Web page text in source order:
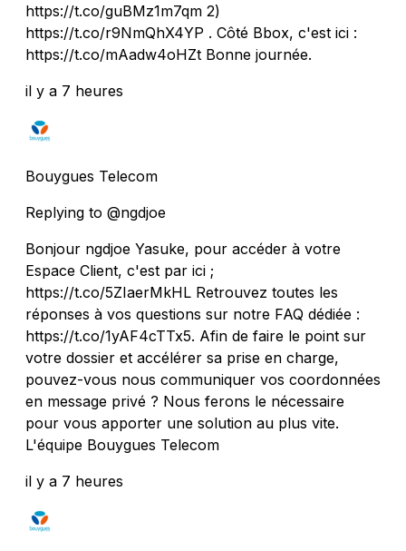
https://t.co/guBMz1m7qm 2)
https://t.co/r9NmQhX4YP . Côté Bbox, c'est ici :
https://t.co/mAadw4oHZt Bonne journée.
il y a 7 heures
Bouygues Telecom
Replying to @ngdjoe
Bonjour ngdjoe Yasuke, pour accéder à votre
Espace Client, c'est par ici ;
https://t.co/5ZIaerMkHL Retrouvez toutes les
réponses à vos questions sur notre FAQ dédiée :
https://t.co/1yAF4cTTx5. Afin de faire le point sur
votre dossier et accélérer sa prise en charge,
pouvez-vous nous communiquer vos coordonnées
en message privé ? Nous ferons le nécessaire
pour vous apporter une solution au plus vite.
L'équipe Bouygues Telecom
il y a 7 heures